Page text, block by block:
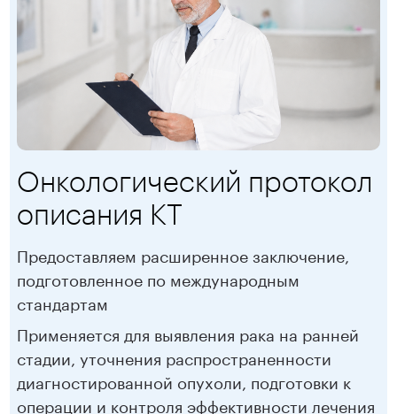
Онкологический протокол
описания КТ
Предоставляем расширенное заключение,
подготовленное по международным
стандартам
Применяется для выявления рака на ранней
стадии, уточнения распространенности
диагностированной опухоли, подготовки к
операции и контроля эффективности лечения